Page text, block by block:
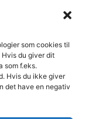
som cookies til
du giver dit
som f.eks.
Hvis du ikke giver
det have en negativ
COVID-